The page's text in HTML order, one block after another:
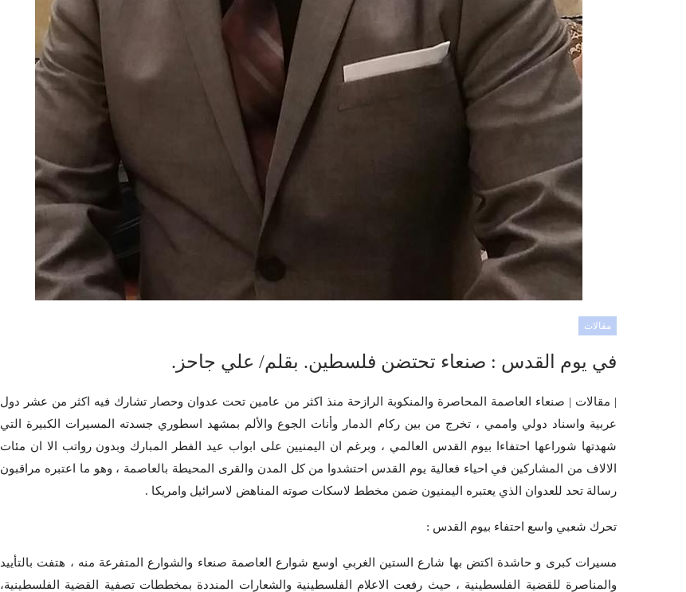
مقالات
في يوم القدس : صنعاء تحتضن فلسطين. بقلم/ علي جاحز.
| مقالات | صنعاء العاصمة المحاصرة والمنكوبة الرازحة منذ اكثر من عامين تحت عدوان وحصار تشارك فيه اكثر من عشر دول
عربية واسناد دولي واممي ، تخرج من بين ركام الدمار وأنات الجوع والألم بمشهد اسطوري جسدته المسيرات الكبيرة التي
شهدتها شوراعها احتفاءا بيوم القدس العالمي ، وبرغم ان اليمنيين على ابواب عيد الفطر المبارك وبدون رواتب الا ان مئات
الالاف من المشاركين في احياء فعالية يوم القدس احتشدوا من كل المدن والقرى المحيطة بالعاصمة ، وهو ما اعتبره مراقبون
رسالة تحد للعدوان الذي يعتبره اليمنيون ضمن مخطط لاسكات صوته المناهض لاسرائيل وامريكا .
تحرك شعبي واسع احتفاء بيوم القدس :
مسيرات كبرى و حاشدة اكتض بها شارع الستين الغربي اوسع شوارع العاصمة صنعاء والشوارع المتفرعة منه ، هتفت بالتأييد
والمناصرة للقضية الفلسطينية ، حيث رفعت الاعلام الفلسطينية والشعارات المنددة بمخططات تصفية القضية الفلسطينية،